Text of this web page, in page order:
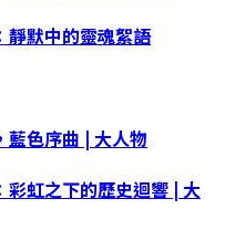
靜默中的靈魂絮語
藍色序曲 | 大人物
彩虹之下的歷史迴響 | 大